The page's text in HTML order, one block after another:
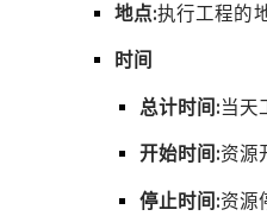
地点:执行工程的
时间
总计时间:当天
开始时间:资源
停止时间:资源